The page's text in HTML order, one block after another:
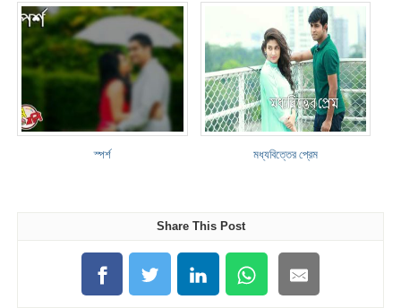
স্পর্শ মধ্যবিত্তের প্রেম
Share This Post